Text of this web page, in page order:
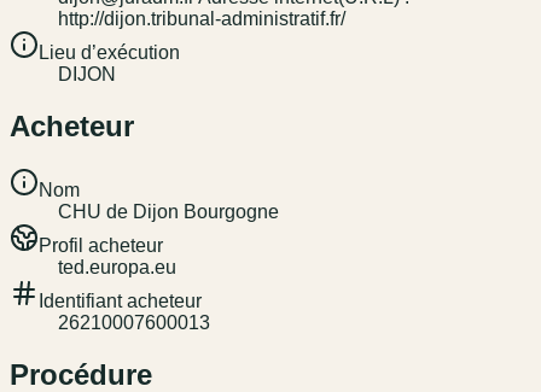
http://dijon.tribunal-administratif.fr/
Lieu d’exécution
DIJON
Acheteur
Nom
CHU de Dijon Bourgogne
Profil acheteur
ted.europa.eu
Identifiant acheteur
26210007600013
Procédure